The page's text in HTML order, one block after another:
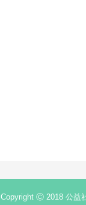
Copyright Ⓒ 2018 公益